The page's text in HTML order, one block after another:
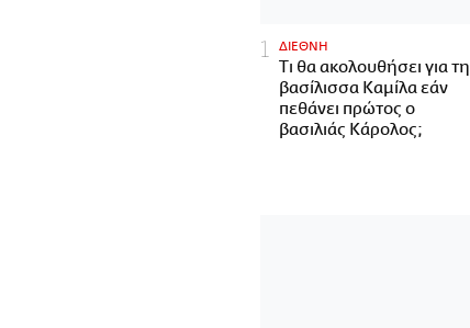
ΔΙΕΘΝΗ
Τι θα ακολουθήσει για τη
βασίλισσα Καμίλα εάν
πεθάνει πρώτος ο
βασιλιάς Κάρολος;